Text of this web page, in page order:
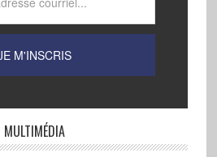
MULTIMÉDIA